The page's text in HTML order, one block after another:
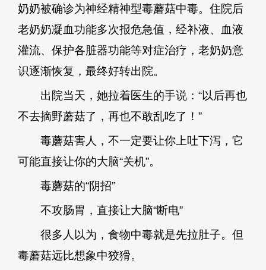
奶奶被确诊为神经精神型毒蘑菇中毒。住院后
老奶奶凝血功能多次报危急值，经补液、血液
灌流、保护各脏器功能等对症治疗，老奶奶意
识逐渐恢复，最终好转出院。
出院当天，她拉着医生的手说：“以后再也
不去摘野蘑菇了，再也不敢乱吃了！”
毒蘑菇害人，不一定要让你上吐下泻，它
可能直接让你的大脑“关机”。
毒蘑菇的“阴招”
不攻肠胃，直接让大脑“断电”
很多人以为，食物中毒就是先拉肚子。但
毒蘑菇远比想象中狡猾。